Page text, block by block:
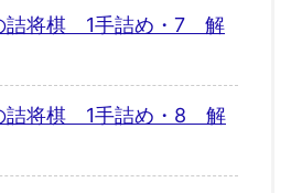
詰将棋 1手詰め・7 解
詰将棋 1手詰め・8 解